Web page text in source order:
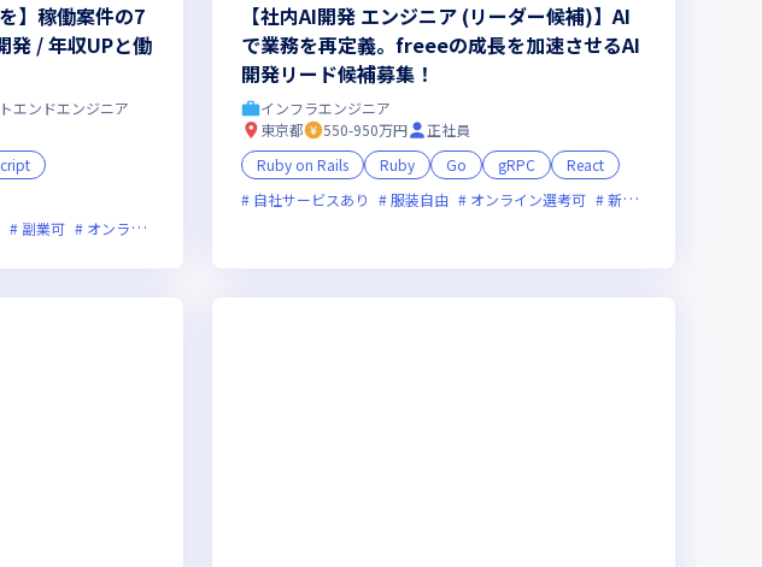
残業月20時間未満 女性エンジニアが活躍中
】稼働案件の7
発 / 年収UPと働
エンドエンジニア
副業可 オンライン選考可
【社内AI開発 エンジニア (リーダー候補)】AI
で業務を再定義。freeeの成長を加速させるAI
開発リード候補募集！
インフラエンジニア
東京都
550-950万円
正社員
Ruby on Rails
Ruby Go gRPC
React
自社サービスあり
服装自由 オンライン選考可 新技術に積極的